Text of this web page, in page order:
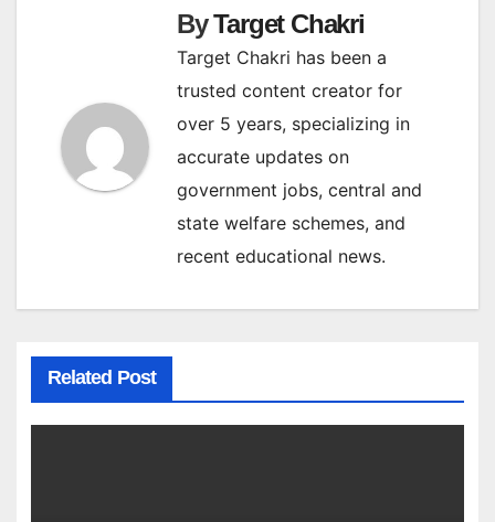
ByTarget Chakri
Target Chakri has been a
trusted content creator for
over 5 years, specializing in
accurate updates on
government jobs, central and
state welfare schemes, and
recent educational news.
Related Post